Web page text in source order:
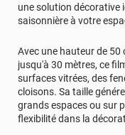
une solution décorative
saisonnière à votre
Avec une hauteur de
jusqu'à 30 mètres, ce
surfaces vitrées, des
cloisons. Sa taille
grands espaces ou sur
flexibilité dans la